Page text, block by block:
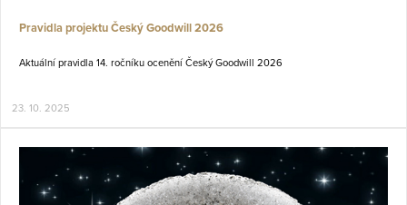
Pravidla projektu Český Goodwill 2026
Aktuální pravidla 14. ročníku ocenění Český Goodwill 2026
23. 10. 2025